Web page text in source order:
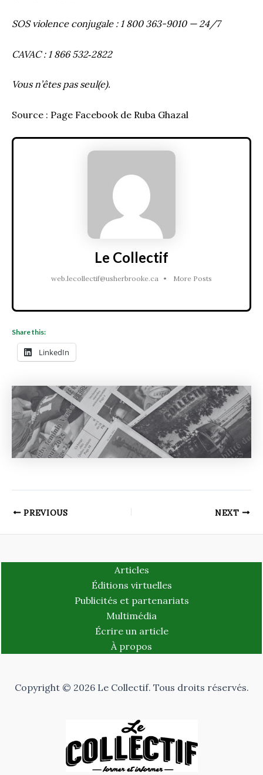
SOS violence conjugale : 1 800 363-9010 — 24/7
CAVAC : 1 866 532‑2822
Vous n’êtes pas seul(e).
Source : Page Facebook de Ruba Ghazal
Le Collectif
web.lecollectif@usherbrooke.ca • More Posts
Share this:
LinkedIn
PREVIOUS NEXT
Articles
Éditions virtuelles
Publicités et partenariats
Multimédia
Écrire un article
À propos
Copyright © 2026 Le Collectif. Tous droits réservés.